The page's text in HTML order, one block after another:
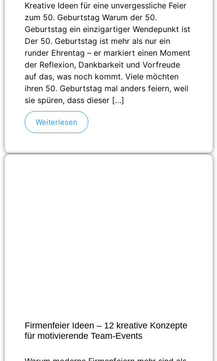
Kreative Ideen für eine unvergessliche Feier
zum 50. Geburtstag Warum der 50.
Geburtstag ein einzigartiger Wendepunkt ist
Der 50. Geburtstag ist mehr als nur ein
runder Ehrentag – er markiert einen Moment
der Reflexion, Dankbarkeit und Vorfreude
auf das, was noch kommt. Viele möchten
ihren 50. Geburtstag mal anders feiern, weil
sie spüren, dass dieser […]
Weiterlesen
Firmenfeier Ideen – 12 kreative Konzepte
für motivierende Team-Events